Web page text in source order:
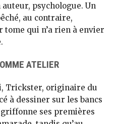
psychologue. Un
au contraire,
tome qui n’a rien à envier
ATELIER
Trickster, originaire du
à dessiner sur les bancs
ses premières